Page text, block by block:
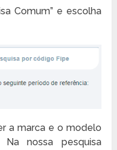
Comum” e escolha
a marca e o modelo
nossa pesquisa